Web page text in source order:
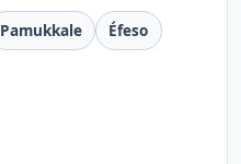
Pamukkale
Éfeso